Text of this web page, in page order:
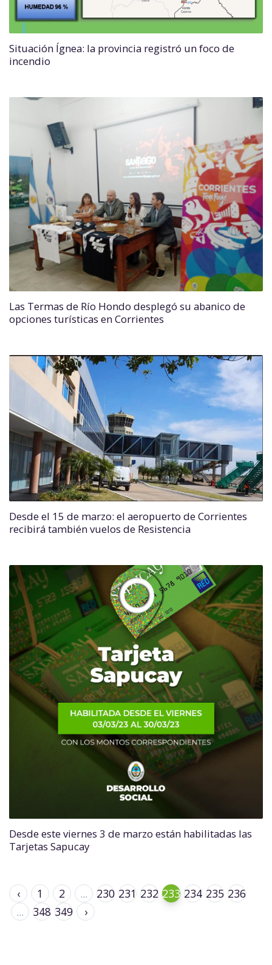
Situación Ígnea: la provincia registró un foco de
incendio
Las Termas de Río Hondo desplegó su abanico de
opciones turísticas en Corrientes
Desde el 15 de marzo: el aeropuerto de Corrientes
recibirá también vuelos de Resistencia
Desde este viernes 3 de marzo están habilitadas las
Tarjetas Sapucay
‹ 1 2 ... 230 231 232 233 234 235 236
...
348 349 ›